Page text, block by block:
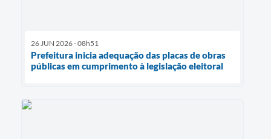
26 JUN 2026 - 08h51
Prefeitura inicia adequação das placas de obras
públicas em cumprimento à legislação eleitoral